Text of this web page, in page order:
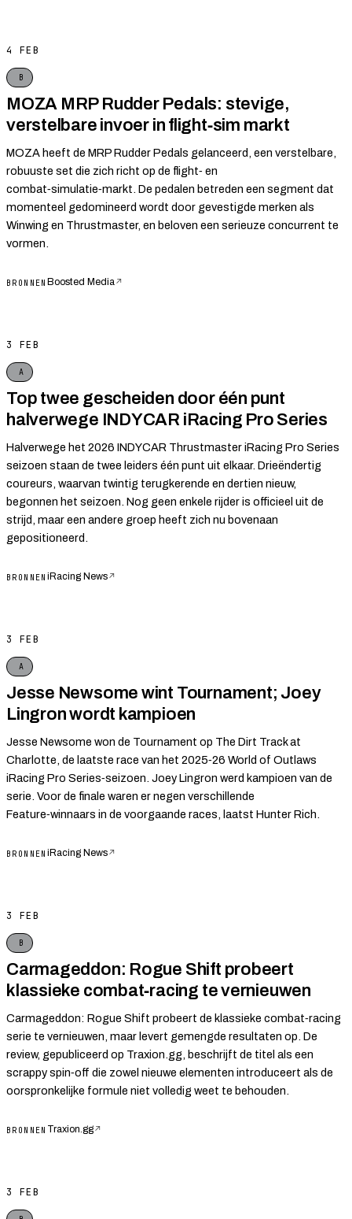
4 FEB
B
MOZA MRP Rudder Pedals: stevige,
verstelbare invoer in flight‑sim markt
MOZA heeft de MRP Rudder Pedals gelanceerd, een verstelbare,
robuuste set die zich richt op de flight‑ en
combat‑simulatie‑markt. De pedalen betreden een segment dat
momenteel gedomineerd wordt door gevestigde merken als
Winwing en Thrustmaster, en beloven een serieuze concurrent te
vormen.
BRONNEN Boosted Media↗
3 FEB
A
Top twee gescheiden door één punt
halverwege INDYCAR iRacing Pro Series
Halverwege het 2026 INDYCAR Thrustmaster iRacing Pro Series
seizoen staan de twee leiders één punt uit elkaar. Drieëndertig
coureurs, waarvan twintig terugkerende en dertien nieuw,
begonnen het seizoen. Nog geen enkele rijder is officieel uit de
strijd, maar een andere groep heeft zich nu bovenaan
gepositioneerd.
BRONNEN iRacing News↗
3 FEB
A
Jesse Newsome wint Tournament; Joey
Lingron wordt kampioen
Jesse Newsome won de Tournament op The Dirt Track at
Charlotte, de laatste race van het 2025‑26 World of Outlaws
iRacing Pro Series‑seizoen. Joey Lingron werd kampioen van de
serie. Voor de finale waren er negen verschillende
Feature‑winnaars in de voorgaande races, laatst Hunter Rich.
BRONNEN iRacing News↗
3 FEB
B
Carmageddon: Rogue Shift probeert
klassieke combat‑racing te vernieuwen
Carmageddon: Rogue Shift probeert de klassieke combat‑racing
serie te vernieuwen, maar levert gemengde resultaten op. De
review, gepubliceerd op Traxion.gg, beschrijft de titel als een
scrappy spin‑off die zowel nieuwe elementen introduceert als de
oorspronkelijke formule niet volledig weet te behouden.
BRONNEN Traxion.gg↗
3 FEB